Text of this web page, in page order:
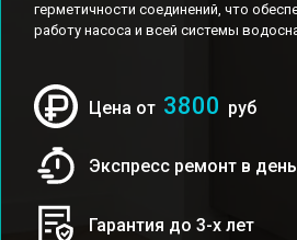
герметичности соединений, что
работу насоса и всей системы
Цена от 3800 руб
Экспресс ремонт в
Гарантия до 3-х лет